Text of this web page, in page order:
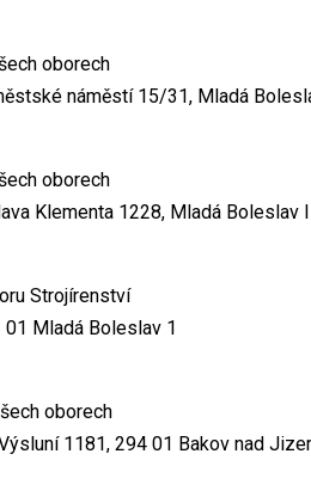
oborech
náměstí 15/31, Mladá
oborech
Klementa 1228, Mladá Boleslav
Strojírenství
Mladá Boleslav 1
oborech
1181, 294 01 Bakov nad